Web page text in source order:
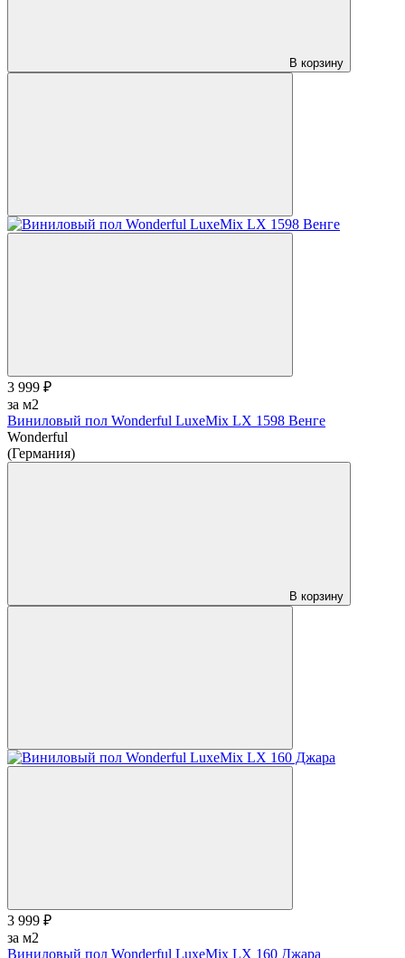
В корзину
3 999 ₽
за м2
Виниловый пол Wonderful LuxeMix LX 1598 Венге
Wonderful
(Германия)
В корзину
3 999 ₽
за м2
Виниловый пол Wonderful LuxeMix LX 160 Джара